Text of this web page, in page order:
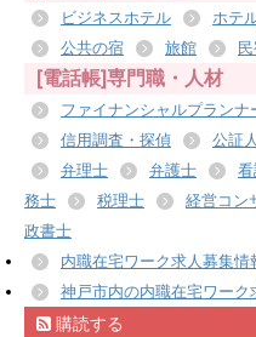
ビジネスホテル ホテ
公共の宿
旅館
[電話帳]専門職・人材
ファイナンシャルプランナ
信用調査・探偵
公証人
弁理士
弁護士
務士
税理士 経営コン
政書士
内職在宅ワーク求人募集情
神戸市内の内職在宅ワーク
購読する